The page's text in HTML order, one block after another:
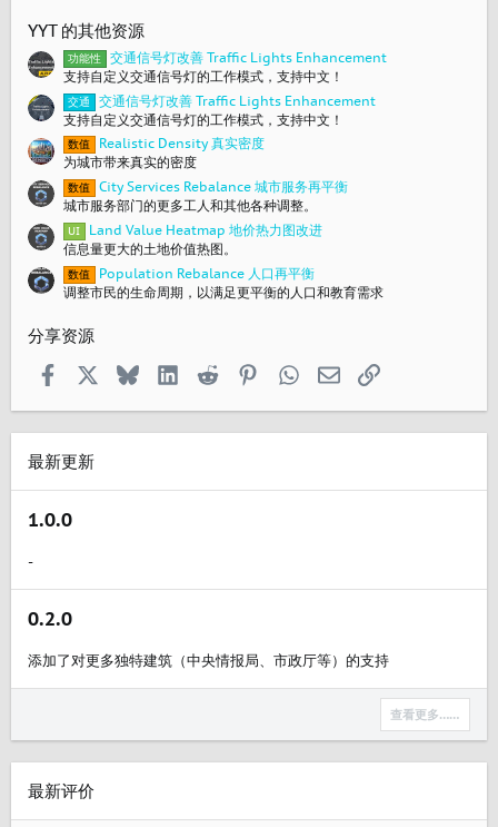
YYT 的其他资源
功能性
交通信号灯改善 Traffic Lights Enhancement
支持自定义交通信号灯的工作模式，支持中文！
交通
交通信号灯改善 Traffic Lights Enhancement
支持自定义交通信号灯的工作模式，支持中文！
数值
Realistic Density 真实密度
为城市带来真实的密度
数值
City Services Rebalance 城市服务再平衡
城市服务部门的更多工人和其他各种调整。
UI
Land Value Heatmap 地价热力图改进
信息量更大的土地价值热图。
数值
Population Rebalance 人口再平衡
调整市民的生命周期，以满足更平衡的人口和教育需求
分享资源
Facebook Bluesky LinkedInReddit PinterestWhatsApp
邮箱 链接
最新更新
1.0.0
-
0.2.0
添加了对更多独特建筑（中央情报局、市政厅等）的支持
查看更多……
最新评价